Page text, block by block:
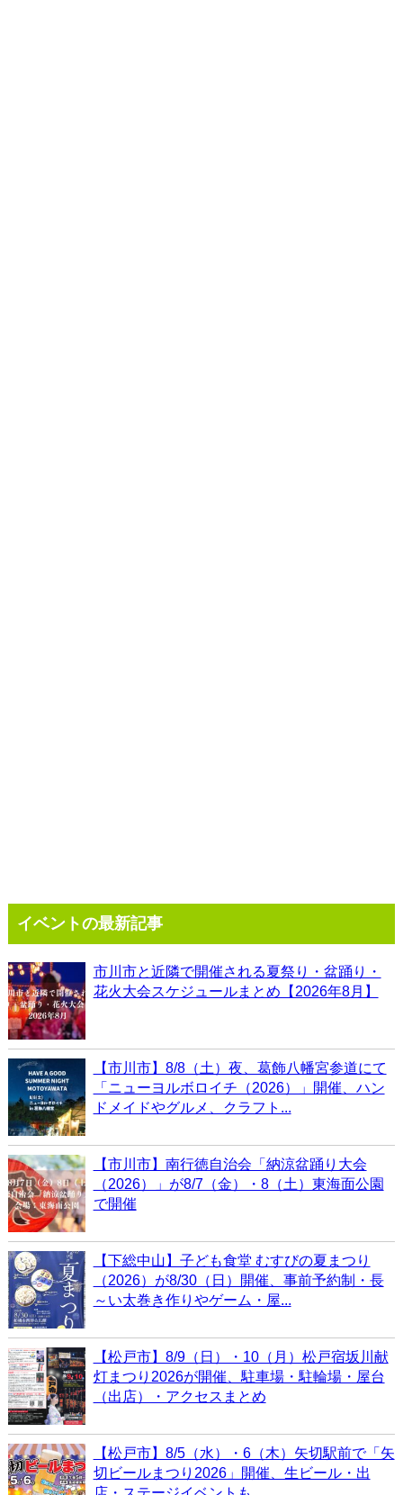
イベントの最新記事
市川市と近隣で開催される夏祭り・盆踊り・
花火大会スケジュールまとめ【2026年8月】
【市川市】8/8（土）夜、葛飾八幡宮参道にて
「ニューヨルボロイチ（2026）」開催、ハン
ドメイドやグルメ、クラフト...
【市川市】南行徳自治会「納涼盆踊り大会
（2026）」が8/7（金）・8（土）東海面公園
で開催
【下総中山】子ども食堂 むすびの夏まつり
（2026）が8/30（日）開催、事前予約制・長
～い太巻き作りやゲーム・屋...
【松戸市】8/9（日）・10（月）松戸宿坂川献
灯まつり2026が開催、駐車場・駐輪場・屋台
（出店）・アクセスまとめ
【松戸市】8/5（水）・6（木）矢切駅前で「矢
切ビールまつり2026」開催、生ビール・出